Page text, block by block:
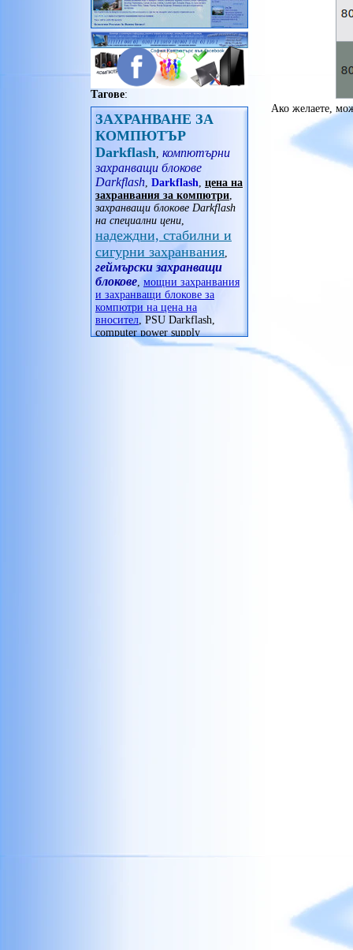
Seasonic
SHARKOON
Shuttle
Spire
Super Flower
SUPERMICRO
Thermalright
Thermaltake
Trendsonic
XIGMATEK
Xilence
XPG
Zalman
Zebra
или изберете
захранвания втора употреба
офис принадлежности
очила
принадлежности
радиостанции
рамка за снимка
сплитери
телескоп
уреди за дома
фитнес гривни
часовници
Тагове:
ЗАХРАНВАНЕ ЗА
КОМПЮТЪР
Darkflash, компютърни
захранващи блокове
Darkflash, Darkflash, цена на
захранвания за компютри,
захранващи блокове Darkflash
на специални цени,
надеждни, стабилни и
сигурни захранвания,
геймърски захранващи
блокове, мощни захранвания
и захранващи блокове за
компютри на цена на
вносител, PSU Darkflash,
computer power supply
Ако желаете,